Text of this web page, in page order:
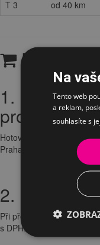
T 3 od 40 km
Platba
1. Hotově
prodejně
Hotovnostní platba v
Praha 4. Na prodejně
2. Dobírkou
Při převzetí zboží. Při
s DPH.
Na
Tento web
a reklam,
souhlasíte s